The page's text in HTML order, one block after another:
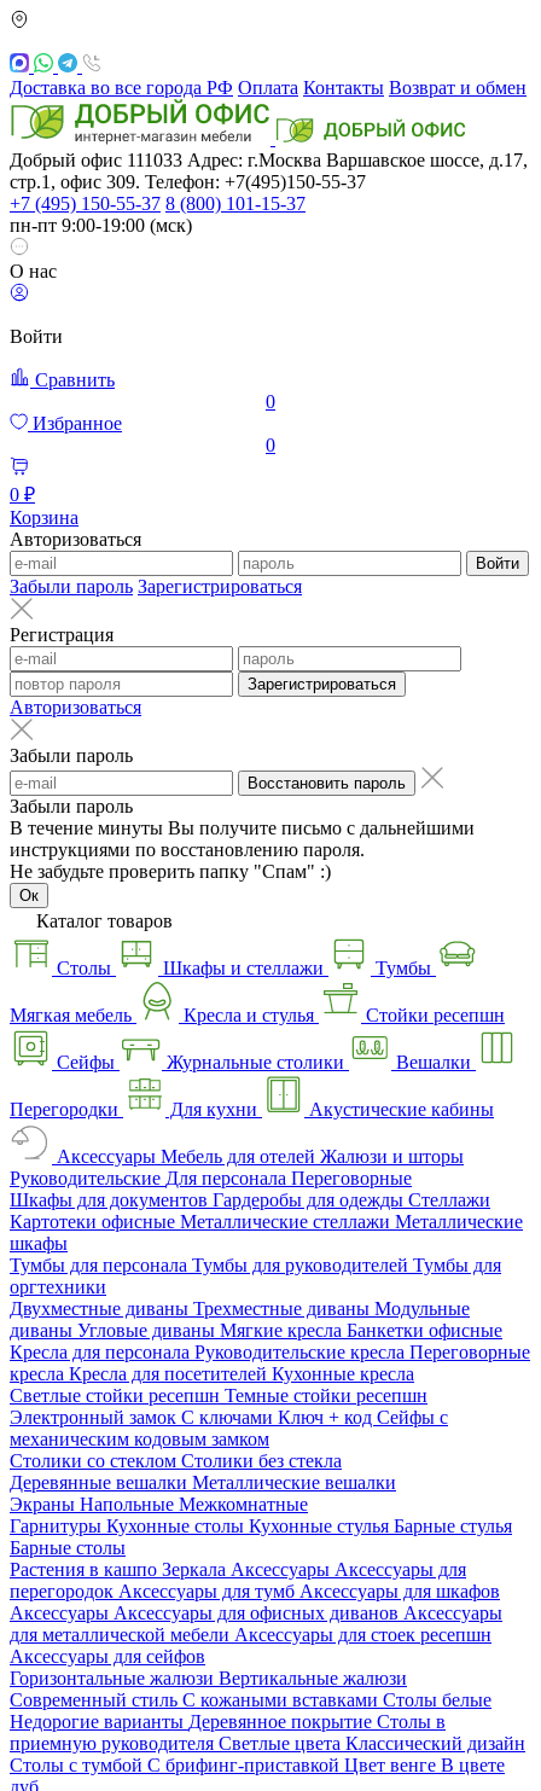
Доставка во все города РФ Оплата Контакты Возврат и обмен
Добрый офис 111033 Адрес: г.Москва Варшавское шоссе, д.17,
стр.1, офис 309. Телефон: +7(495)150-55-37
+7 (495) 150-55-37 8 (800) 101-15-37
пн-пт 9:00-19:00 (мск)
О нас
Войти
Сравнить
0
Избранное
0
0 ₽
Корзина
Авторизоваться
Войти
Забыли пароль Зарегистрироваться
Регистрация
Зарегистрироваться
Авторизоваться
Забыли пароль
Восстановить пароль
Забыли пароль
В течение минуты Вы получите письмо с дальнейшими
инструкциями по восстановлению пароля.
Не забудьте проверить папку "Спам" :)
Ок
Каталог товаров
Столы Шкафы и стеллажи Тумбы
Мягкая мебель Кресла и стулья Стойки ресепшн
Сейфы Журнальные столики Вешалки
Перегородки Для кухни Акустические кабины
Аксессуары Мебель для отелей Жалюзи и шторы
Руководительские Для персонала Переговорные
Шкафы для документов Гардеробы для одежды Стеллажи
Картотеки офисные Металлические стеллажи Металлические
шкафы
Тумбы для персонала Тумбы для руководителей Тумбы для
оргтехники
Двухместные диваны Трехместные диваны Модульные
диваны Угловые диваны Мягкие кресла Банкетки офисные
Кресла для персонала Руководительские кресла Переговорные
кресла Кресла для посетителей Кухонные кресла
Светлые стойки ресепшн Темные стойки ресепшн
Электронный замок С ключами Ключ + код Сейфы с
механическим кодовым замком
Столики со стеклом Столики без стекла
Деревянные вешалки Металлические вешалки
Экраны Напольные Межкомнатные
Гарнитуры Кухонные столы Кухонные стулья Барные стулья
Барные столы
Растения в кашпо Зеркала Аксессуары Аксессуары для
перегородок Аксессуары для тумб Аксессуары для шкафов
Аксессуары Аксессуары для офисных диванов Аксессуары
для металлической мебели Аксессуары для стоек ресепшн
Аксессуары для сейфов
Горизонтальные жалюзи Вертикальные жалюзи
Современный стиль С кожаными вставками Столы белые
Недорогие варианты Деревянное покрытие Столы в
приемную руководителя Светлые цвета Классический дизайн
Столы с тумбой С брифинг-приставкой Цвет венге В цвете
дуб